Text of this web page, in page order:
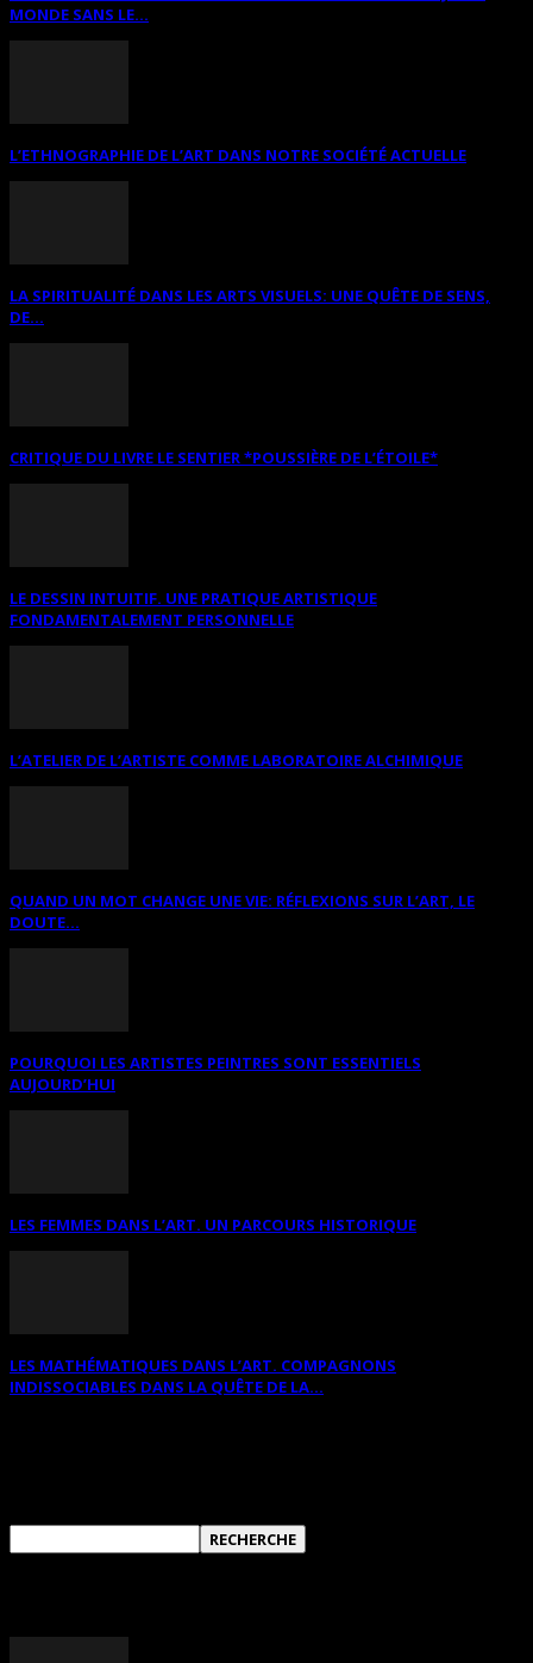
MONDE SANS LE...
L’ETHNOGRAPHIE DE L’ART DANS NOTRE SOCIÉTÉ ACTUELLE
LA SPIRITUALITÉ DANS LES ARTS VISUELS: UNE QUÊTE DE SENS,
DE...
CRITIQUE DU LIVRE LE SENTIER *POUSSIÈRE DE L’ÉTOILE*
LE DESSIN INTUITIF. UNE PRATIQUE ARTISTIQUE
FONDAMENTALEMENT PERSONNELLE
L’ATELIER DE L’ARTISTE COMME LABORATOIRE ALCHIMIQUE
QUAND UN MOT CHANGE UNE VIE: RÉFLEXIONS SUR L’ART, LE
DOUTE...
POURQUOI LES ARTISTES PEINTRES SONT ESSENTIELS
AUJOURD’HUI
LES FEMMES DANS L’ART. UN PARCOURS HISTORIQUE
LES MATHÉMATIQUES DANS L’ART. COMPAGNONS
INDISSOCIABLES DANS LA QUÊTE DE LA...